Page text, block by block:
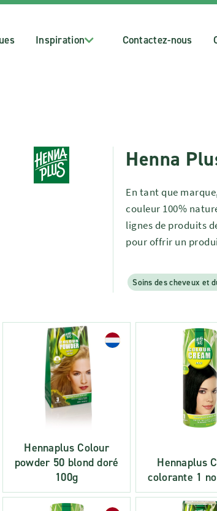
Inspiration Contactez-nous
Henna
En tant que
couleur 100%
lignes de produits
pour offrir un
Soins des cheveux et
Hennaplus Colour
powder 50 blond doré
100g
Hennaplus
colorante 1